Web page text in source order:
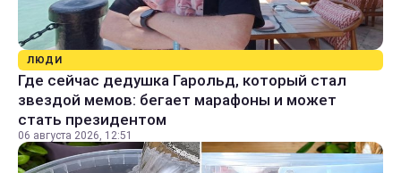
ЛЮДИ
Где сейчас дедушка Гарольд, который стал
звездой мемов: бегает марафоны и может
стать президентом
06 августа 2026, 12:51